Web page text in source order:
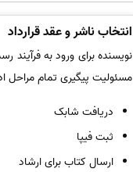
انتخاب ناشر و عقد قرارداد
نویسنده برای ورود به فرآیند
مسئولیت پیگیری تمام مراحل
دریافت شابک
ثبت فیپا
ارسال کتاب برای ارشاد